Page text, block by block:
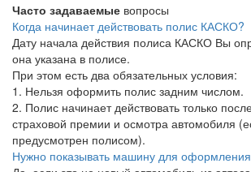
Часто задаваемые вопросы
Когда начинает действовать полис КАСКО?
Дату начала действия полиса КАСКО Вы
она указана в полисе.
При этом есть два обязательных условия:
1. Нельзя оформить полис задним числом.
2. Полис начинает действовать только
страховой премии и осмотра автомобиля
предусмотрен полисом).
Нужно показывать машину для